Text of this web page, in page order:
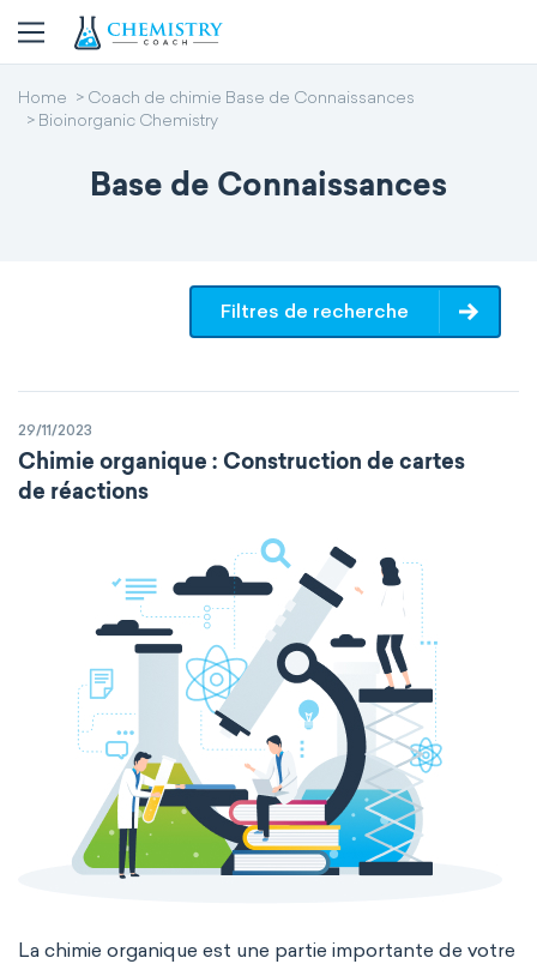
Home
Coach de chimie Base de Connaissances
Bioinorganic Chemistry
Base de Connaissances
Filtres de recherche
29/11/2023
Chimie organique : Construction de cartes
de réactions
La chimie organique est une partie importante de votre